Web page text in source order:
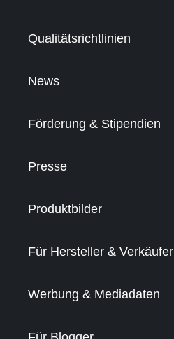
Qualitätsrichtlinien
News
Förderung & Stipendien
Presse
Produktbilder
Für Hersteller & Verkäufer
Werbung & Mediadaten